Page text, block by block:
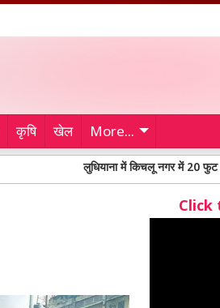
कृषि खेल More...
लुधियाना में किचलू नगर में 20 फुट गहरी जमीन
Click